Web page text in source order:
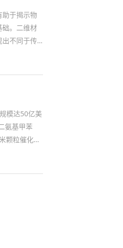
助于揭示物
础。二维材
出不同于传
属硫属化
模达50亿美
氨基甲苯
颗粒催化
为制约我